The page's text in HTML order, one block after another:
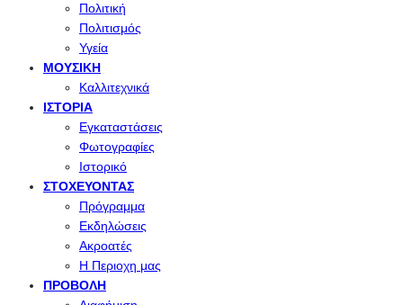
Πολιτική
Πολιτισμός
Υγεία
ΜΟΥΣΙΚΉ
Καλλιτεχνικά
ΙΣΤΟΡΊΑ
Εγκαταστάσεις
Φωτογραφίες
Ιστορικό
ΣΤΟΧΕΎΟΝΤΑΣ
Πρόγραμμα
Εκδηλώσεις
Ακροατές
Η Περιοχη μας
ΠΡΟΒΟΛΉ